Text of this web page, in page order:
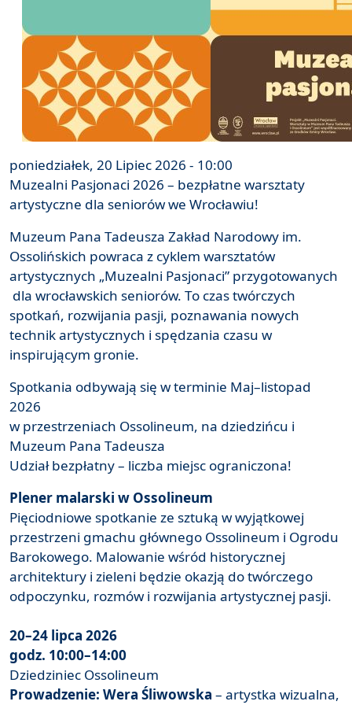
poniedziałek, 20 Lipiec 2026 - 10:00
Muzealni Pasjonaci 2026 – bezpłatne warsztaty
artystyczne dla seniorów we Wrocławiu!
Muzeum Pana Tadeusza Zakład Narodowy im.
Ossolińskich powraca z cyklem warsztatów
artystycznych „Muzealni Pasjonaci” przygotowanych
dla wrocławskich seniorów. To czas twórczych
spotkań, rozwijania pasji, poznawania nowych
technik artystycznych i spędzania czasu w
inspirującym gronie.
Spotkania odbywają się w terminie Maj–listopad
2026
w przestrzeniach Ossolineum, na dziedzińcu i
Muzeum Pana Tadeusza
Udział bezpłatny – liczba miejsc ograniczona!
Plener malarski w Ossolineum
Pięciodniowe spotkanie ze sztuką w wyjątkowej
przestrzeni gmachu głównego Ossolineum i Ogrodu
Barokowego. Malowanie wśród historycznej
architektury i zieleni będzie okazją do twórczego
odpoczynku, rozmów i rozwijania artystycznej pasji.
20–24 lipca 2026
godz. 10:00–14:00
Dziedziniec Ossolineum
Prowadzenie: Wera Śliwowska – artystka wizualna,